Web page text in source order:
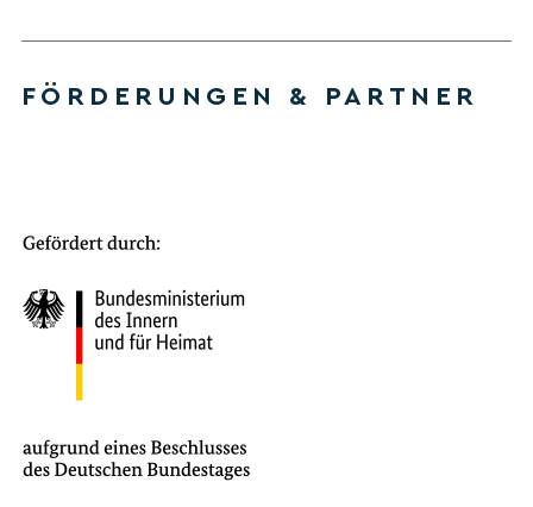
FÖRDERUNGEN & PARTNER